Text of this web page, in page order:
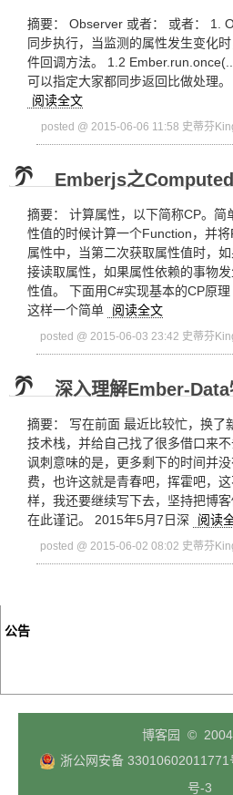
摘要： Observer 或者： 或者： 1.
同步执行，当监测的属性发生变化
件回调方法。 1.2
可以指定大家都同步返回比做处理
阅读全文
posted @ 2015-06-06 11:58 史蒂芬
Emberjs之
摘要： 计算属性，以下简称CP。简
性值的时候计算一个Function，并
属性中，当第二次获取属性值时，
接读取属性，如果属性依赖的事物
性值。 下面用C#实现基本的CP原
这样一个简单
阅读全文
posted @ 2015-06-03 23:42 史蒂芬
深入理解Ember-Data
摘要： 写在前面 最近比较忙，换了
技术栈，并给自己找了很多借口来
讽刺意味的是，更多剩下的时间并
费，也许这就是青春吧，挥霍吧，
样，我还要继续写下去，坚持把博客
在此谨记。 2015年5月7日深
阅读
posted @ 2015-06-02 08:02 史蒂芬
公告
博客园
©
浙公网安备 33010602011771
号-3